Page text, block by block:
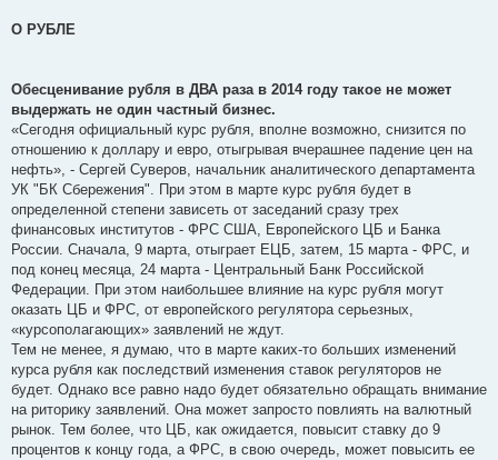
О РУБЛЕ
Обесценивание рубля в ДВА раза в 2014 году такое не может
выдержать не один частный бизнес.
«Сегодня официальный курс рубля, вполне возможно, снизится по
отношению к доллару и евро, отыгрывая вчерашнее падение цен на
нефть», - Сергей Суверов, начальник аналитического департамента
УК "БК Сбережения". При этом в марте курс рубля будет в
определенной степени зависеть от заседаний сразу трех
финансовых институтов - ФРС США, Европейского ЦБ и Банка
России. Сначала, 9 марта, отыграет ЕЦБ, затем, 15 марта - ФРС, и
под конец месяца, 24 марта - Центральный Банк Российской
Федерации. При этом наибольшее влияние на курс рубля могут
оказать ЦБ и ФРС, от европейского регулятора серьезных,
«курсополагающих» заявлений не ждут.
Тем не менее, я думаю, что в марте каких-то больших изменений
курса рубля как последствий изменения ставок регуляторов не
будет. Однако все равно надо будет обязательно обращать внимание
на риторику заявлений. Она может запросто повлиять на валютный
рынок. Тем более, что ЦБ, как ожидается, повысит ставку до 9
процентов к концу года, а ФРС, в свою очередь, может повысить ее